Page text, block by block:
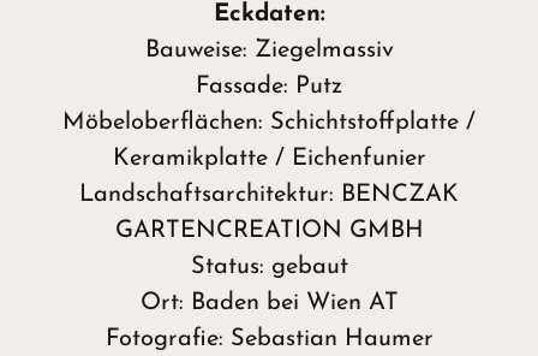
Eckdaten:
Bauweise: Ziegelmassiv
Fassade: Putz
Möbeloberflächen: Schichtstoffplatte /
Keramikplatte / Eichenfunier
Landschaftsarchitektur: BENCZAK
GARTENCREATION GMBH
Status: gebaut
Ort: Baden bei Wien AT
Fotografie: Sebastian Haumer